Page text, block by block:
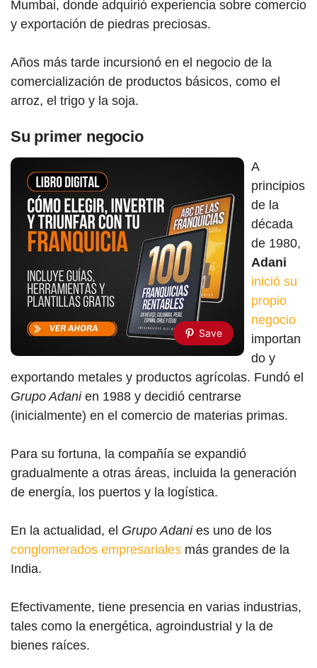
Mumbai, donde adquirió experiencia sobre comercio
y exportación de piedras preciosas.
Años más tarde incursionó en el negocio de la
comercialización de productos básicos, como el
arroz, el trigo y la soja.
Su primer negocio
Save
A
principios
de la
década
de 1980,
Adani
inició su
propio
negocio
importan
do y
exportando metales y productos agrícolas. Fundó el
Grupo Adanien 1988 y decidió centrarse
(inicialmente) en el comercio de materias primas.
Para su fortuna, la compañía se expandió
gradualmente a otras áreas, incluida la generación
de energía, los puertos y la logística.
En la actualidad, el Grupo Adanies uno de los
conglomerados empresariales más grandes de la
India.
Efectivamente, tiene presencia en varias industrias,
tales como la energética, agroindustrial y la de
bienes raíces.